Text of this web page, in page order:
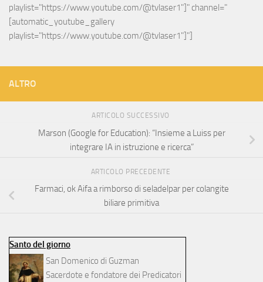
playlist="https://www.youtube.com/@tvlaser1"]" channel="
[automatic_youtube_gallery
playlist="https://www.youtube.com/@tvlaser1"]"]
ALTRO
ARTICOLO SUCCESSIVO
Marson (Google for Education): “Insieme a Luiss per
integrare IA in istruzione e ricerca”
ARTICOLO PRECEDENTE
Farmaci, ok Aifa a rimborso di seladelpar per colangite
biliare primitiva
Santo del giorno
San Domenico di Guzman
Sacerdote e fondatore dei Predicatori